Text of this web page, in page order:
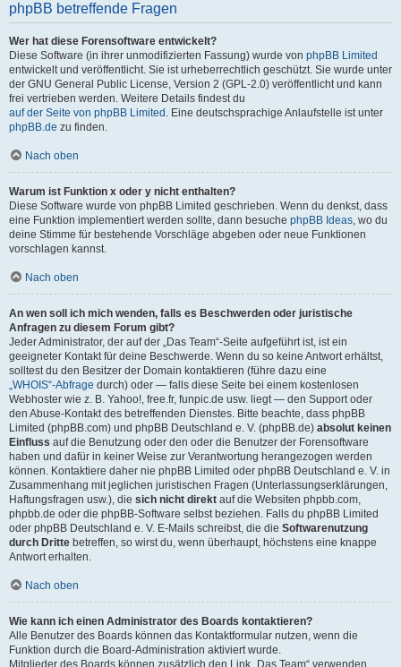
phpBB betreffende Fragen
Wer hat diese Forensoftware entwickelt?
Diese Software (in ihrer unmodifizierten Fassung) wurde von phpBB Limited
entwickelt und veröffentlicht. Sie ist urheberrechtlich geschützt. Sie wurde unter
der GNU General Public License, Version 2 (GPL-2.0) veröffentlicht und kann
frei vertrieben werden. Weitere Details findest du
auf der Seite von phpBB Limited . Eine deutschsprachige Anlaufstelle ist unter
phpBB.de zu finden.
Nach oben
Warum ist Funktion x oder y nicht enthalten?
Diese Software wurde von phpBB Limited geschrieben. Wenn du denkst, dass
eine Funktion implementiert werden sollte, dann besuche phpBB Ideas, wo du
deine Stimme für bestehende Vorschläge abgeben oder neue Funktionen
vorschlagen kannst.
Nach oben
An wen soll ich mich wenden, falls es Beschwerden oder juristische
Anfragen zu diesem Forum gibt?
Jeder Administrator, der auf der „Das Team“-Seite aufgeführt ist, ist ein
geeigneter Kontakt für deine Beschwerde. Wenn du so keine Antwort erhältst,
solltest du den Besitzer der Domain kontaktieren (führe dazu eine
„WHOIS“-Abfrage durch) oder — falls diese Seite bei einem kostenlosen
Webhoster wie z. B. Yahoo!, free.fr, funpic.de usw. liegt — den Support oder
den Abuse-Kontakt des betreffenden Dienstes. Bitte beachte, dass phpBB
Limited (phpBB.com) und phpBB Deutschland e. V. (phpBB.de) absolut keinen
Einfluss auf die Benutzung oder den oder die Benutzer der Forensoftware
haben und dafür in keiner Weise zur Verantwortung herangezogen werden
können. Kontaktiere daher nie phpBB Limited oder phpBB Deutschland e. V. in
Zusammenhang mit jeglichen juristischen Fragen (Unterlassungserklärungen,
Haftungsfragen usw.), die sich nicht direkt auf die Websiten phpbb.com,
phpbb.de oder die phpBB-Software selbst beziehen. Falls du phpBB Limited
oder phpBB Deutschland e. V. E-Mails schreibst, die die Softwarenutzung
durch Dritte betreffen, so wirst du, wenn überhaupt, höchstens eine knappe
Antwort erhalten.
Nach oben
Wie kann ich einen Administrator des Boards kontaktieren?
Alle Benutzer des Boards können das Kontaktformular nutzen, wenn die
Funktion durch die Board-Administration aktiviert wurde.
Mitglieder des Boards können zusätzlich den Link „Das Team“ verwenden.